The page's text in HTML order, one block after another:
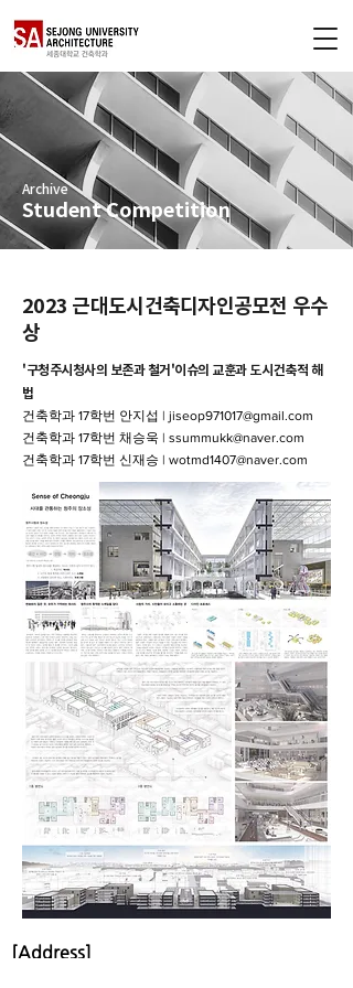
Archive
Student Competition
2023 근대도시건축디자인공모전 우수
상
'구청주시청사의 보존과 철거'이슈의 교훈과 도시건축적 해
법
건축학과 17학번 안지섭 | jiseop971017@gmail.com
건축학과 17학번 채승욱 | ssummukk@naver.com
건축학과 17학번 신재승 | wotmd1407@naver.com
[Address]